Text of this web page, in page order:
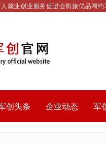
就业创业服务促进会凯旅优品网
创头条 企业动态 军